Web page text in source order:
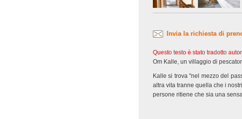
Invia la richiesta di
Questo testo è stato tradotto
Om Kalle, un villaggio di
Kalle si trova "nel mezzo del
altra vita tranne quella che i
persone ritiene che sia una